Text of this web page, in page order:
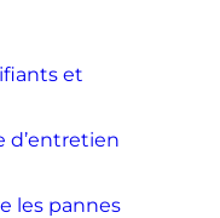
et
d’entretien
les pannes